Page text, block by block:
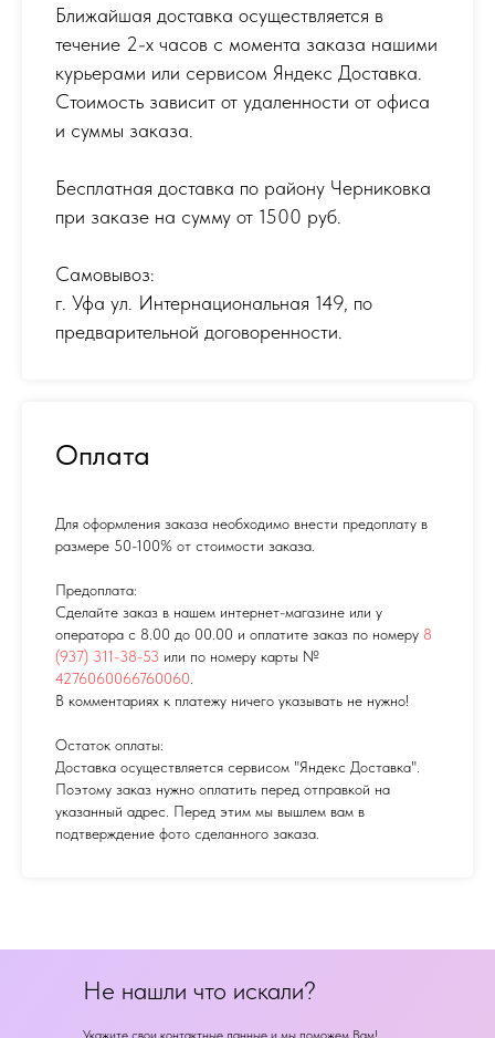
Ближайшая доставка осуществляется в
течение 2-х часов с момента заказа нашими
курьерами или сервисом Яндекс Доставка.
Стоимость зависит от удаленности от офиса
и суммы заказа.
Бесплатная доставка по району Черниковка
при заказе на сумму от 1500 руб.
Самовывоз:
г. Уфа ул. Интернациональная 149, по
предварительной договоренности.
Оплата
Для оформления заказа необходимо внести предоплату в
размере 50-100% от стоимости заказа.
Предоплата:
Сделайте заказ в нашем интернет-магазине или у
оператора с 8.00 до 00.00 и оплатите заказ по номеру 8
(937) 311-38-53 или по номеру карты №
4276060066760060
В комментариях к платежу ничего указывать не нужно!
Остаток оплаты:
Доставка осуществляется сервисом "Яндекс Доставка".
Поэтому заказ нужно оплатить перед отправкой на
указанный адрес. Перед этим мы вышлем вам в
подтверждение фото сделанного заказа.
Не нашли что искали?
Укажите свои контактные данные и мы поможем Вам!